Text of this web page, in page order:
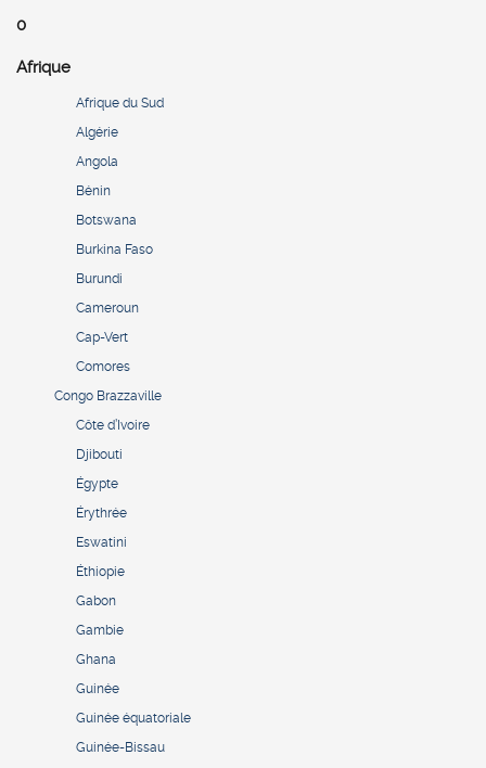
0
Afrique
Afrique du Sud
Algérie
Angola
Bénin
Botswana
Burkina Faso
Burundi
Cameroun
Cap-Vert
Comores
Congo Brazzaville
Côte d’Ivoire
Djibouti
Égypte
Érythrée
Eswatini
Éthiopie
Gabon
Gambie
Ghana
Guinée
Guinée équatoriale
Guinée-Bissau